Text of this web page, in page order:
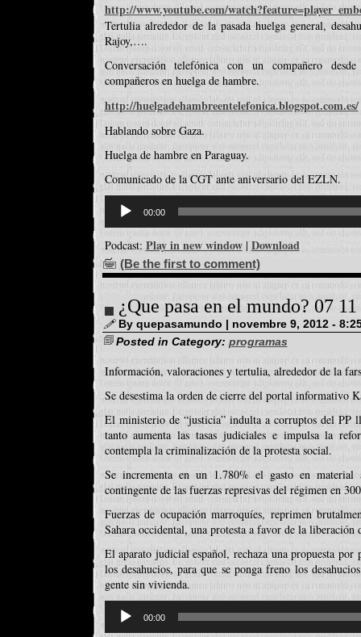
http://www.youtube.com/
Tertulia alrededor de la pasada huelga general,
Rajoy,….
Conversación telefónica con un compañero
compañeros en huelga de hambre.
http://huelgadehambreentelefonica.blogspot.com.es/
Hablando sobre Gaza.
Huelga de hambre en Paraguay.
Comunicado de la CGT ante aniversario del EZLN.
d'àudio
00:00
Podcast: Play in new window| Download
(Be the first to comment)
¿Que pasa en el mundo? 07
By quepasamundo | novembre 9, 2012 -
Posted in Category: programas
Información, valoraciones y tertulia, alrededor de la
Se desestima la orden de cierre del portal informativo
El ministerio de “justicia” indulta a corruptos del PP
tanto aumenta las tasas judiciales e impulsa la
contempla la criminalización de la protesta social.
Se incrementa en un 1.780% el gasto en
contingente de las fuerzas represivas del régimen en
Fuerzas de ocupación marroquíes, reprimen
Sahara occidental, una protesta a favor de la liberación
El aparato judicial español, rechaza una propuesta
los desahucios, para que se ponga freno los
gente sin vivienda.
d'àudio
00:00